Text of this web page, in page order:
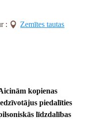
:
Zemītes tautas
kopienas
piedalīties
līdzdalības